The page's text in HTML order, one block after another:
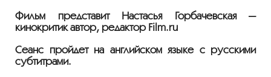
Фильм представит Настасья Горбачевская —
кинокритик автор, редактор Film.ru
Сеанс пройдет на английском языке с русскими
субтитрами.